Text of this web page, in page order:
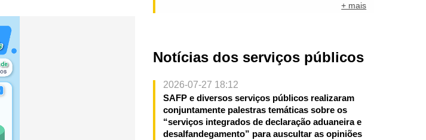
+ mais
Notícias dos serviços públicos
2026-07-27 18:12
SAFP e diversos serviços públicos realizaram
conjuntamente palestras temáticas sobre os
“serviços integrados de declaração aduaneira e
desalfandegamento” para auscultar as opiniões